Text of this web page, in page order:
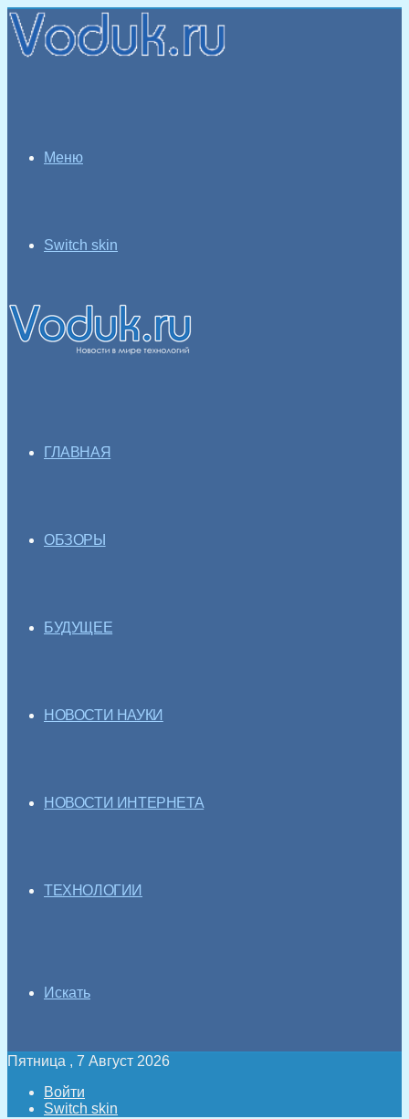
Меню
Switch skin
ГЛАВНАЯ
ОБЗОРЫ
БУДУЩЕЕ
НОВОСТИ НАУКИ
НОВОСТИ ИНТЕРНЕТА
ТЕХНОЛОГИИ
Искать
Пятница , 7 Август 2026
Войти
Switch skin